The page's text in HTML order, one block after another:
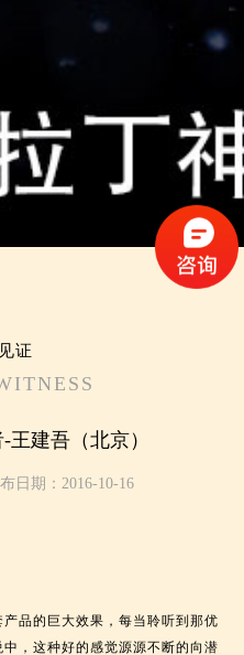
证
建吾（北京）
日期：2016-10-16
品的巨大效果，每当聆听到那优
，这种好的感觉源源不断的向潜